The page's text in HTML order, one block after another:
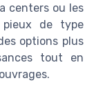
centers ou les
pieux de type
options plus
tout en